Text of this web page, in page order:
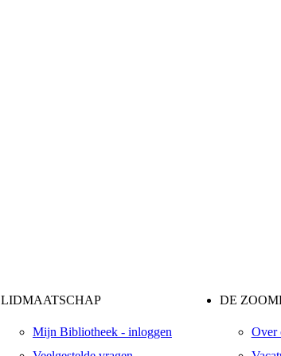
LIDMAATSCHAP
Mijn Bibliotheek - inloggen
DE
Over